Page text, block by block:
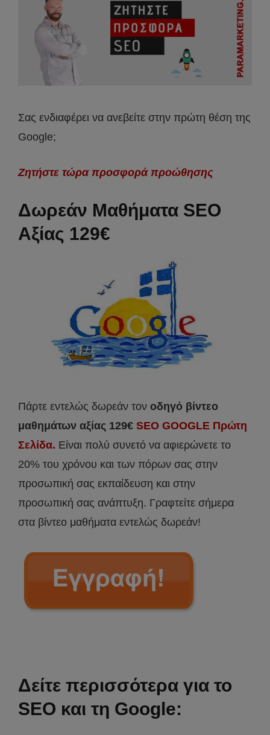
Σας ενδιαφέρει να ανεβείτε στην πρώτη θέση της
Google;
Ζητήστε τώρα προσφορά προώθησης
Δωρεάν Μαθήματα SEO
Αξίας 129€
Πάρτε εντελώς δωρεάν τον οδηγό βίντεο
μαθημάτων αξίας 129€ SEO GOOGLE Πρώτη
Σελίδα. Είναι πολύ συνετό να αφιερώνετε το
20% του χρόνου και των πόρων σας στην
προσωπική σας εκπαίδευση και στην
προσωπική σας ανάπτυξη. Γραφτείτε σήμερα
στα βίντεο μαθήματα εντελώς δωρεάν!
Δείτε περισσότερα για το
SEO και τη Google: